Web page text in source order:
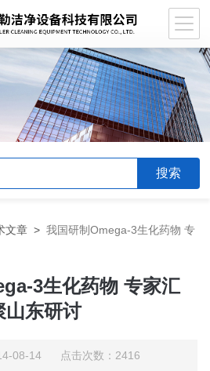
文章 >我国研制Omega-3生化药物 专
3生化药物 专家汇
山东研讨
08-14 点击次数：2416